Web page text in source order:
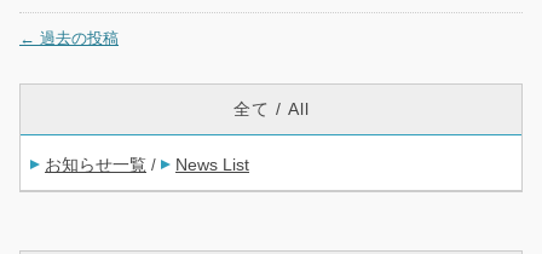
投稿ナビゲーション
← 過去の投稿
全て / All
お知らせ一覧 / News List